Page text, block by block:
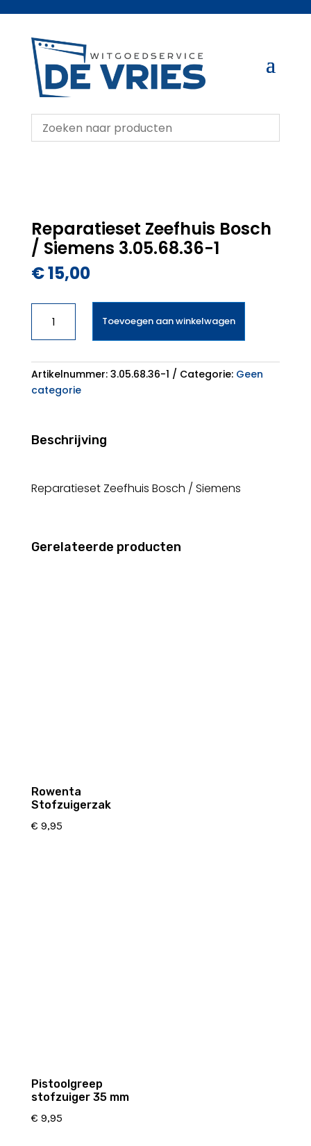
Reparatieset Zeefhuis Bosch
/ Siemens 3.05.68.36-1
€15,00
Zeefhuis
Bosch
/
Siemens
3.05.68.36-
Toevoegen aan winkelwagen
Artikelnummer: 3.05.68.36-1 Categorie: Geen
categorie
Beschrijving
Reparatieset Zeefhuis Bosch / Siemens
Gerelateerde producten
Rowenta
Stofzuigerzak
€ 9,95
Pistoolgreep
stofzuiger 35 mm
€ 9,95